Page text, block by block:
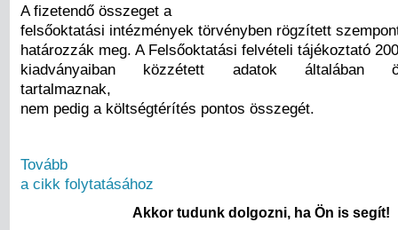
A fizetendő összeget a
felsőoktatási intézmények törvényben rögzített
határozzák meg. A Felsőoktatási felvételi tájékoztató
kiadványaiban közzétett adatok általában
tartalmaznak,
nem pedig a költségtérítés pontos összegét.
Tovább
a cikk folytatásához
Akkor tudunk dolgozni, ha Ön is segít!